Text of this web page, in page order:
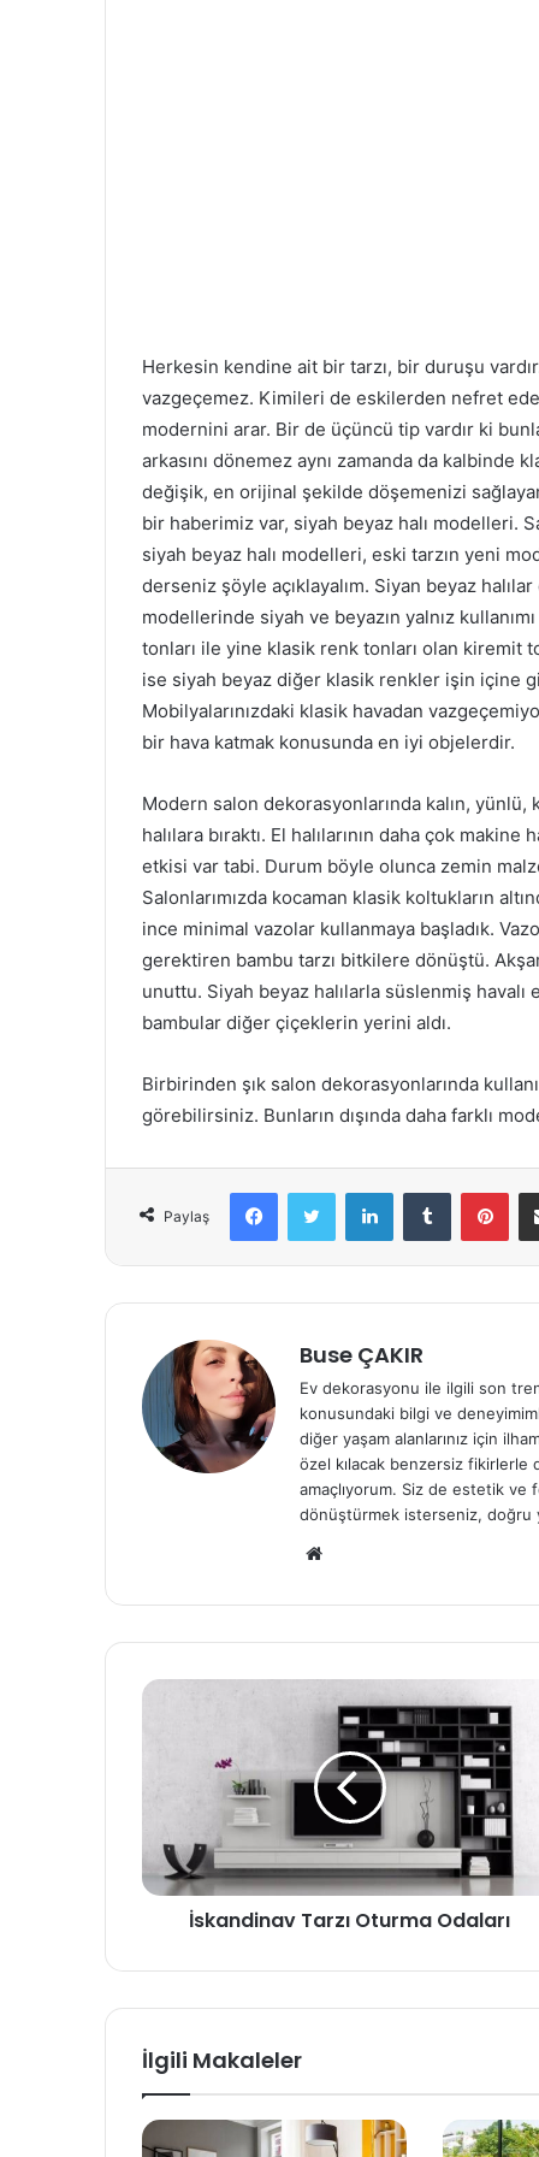
Herkesin kendine ait bir tarzı, bir duruşu
vazgeçemez. Kimileri de eskilerden nefret
modernini arar. Bir de üçüncü tip vardır ki
arkasını dönemez aynı zamanda da kalbinde
değişik, en orijinal şekilde döşemenizi
bir haberimiz var, siyah beyaz halı modelleri.
siyah beyaz halı modelleri, eski tarzın yeni
derseniz şöyle açıklayalım. Siyan beyaz
modellerinde siyah ve beyazın yalnız
tonları ile yine klasik renk tonları olan kiremit
ise siyah beyaz diğer klasik renkler işin içine
Mobilyalarınızdaki klasik havadan
bir hava katmak konusunda en iyi objelerdir.
Modern salon dekorasyonlarında kalın,
halılara bıraktı. El halılarının daha çok makine
etkisi var tabi. Durum böyle olunca zemin
Salonlarımızda kocaman klasik koltukların
ince minimal vazolar kullanmaya başladık.
gerektiren bambu tarzı bitkilere dönüştü.
unuttu. Siyah beyaz halılarla süslenmiş
bambular diğer çiçeklerin yerini aldı.
Birbirinden şık salon dekorasyonlarında
görebilirsiniz. Bunların dışında daha farklı
Paylaş
Buse ÇAKIR
Ev dekorasyonu ile ilgili son
konusundaki bilgi ve
diğer yaşam alanlarınız için
özel kılacak benzersiz fikirlerle
amaçlıyorum. Siz de estetik
dönüştürmek isterseniz, doğru
sit
esi
İskandinav Tarzı Oturma Odaları
İlgili Makaleler